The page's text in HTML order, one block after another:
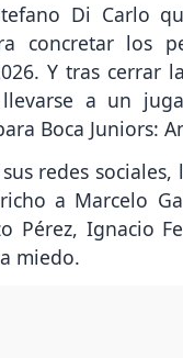
Di Carlo
concretar los
Y tras cerrar
a un
Boca Juniors:
redes
a Marcelo
Pérez, Ignacio
miedo.